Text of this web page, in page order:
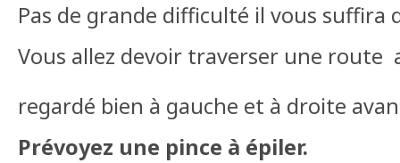
Pas de grande difficulté il vous
Vous allez devoir traverser une route
regardé bien à gauche et à droite
Prévoyez une pince à épiler.